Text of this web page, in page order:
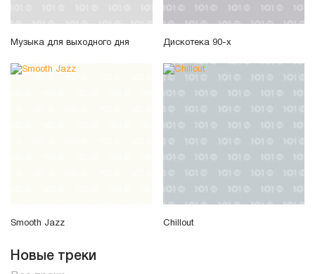
Музыка для выходного дня Дискотека 90-х
Smooth Jazz Chillout
Новые треки